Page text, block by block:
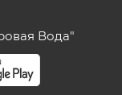
Вода"